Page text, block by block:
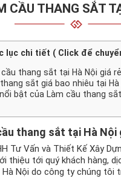
CẦU THANG SẮT
lục chi tiết ( Click để
thang sắt tại Hà Nội giá rẻ
sắt giá bao nhiêu tại Hà
bật của Làm cầu thang
thang sắt tại Hà Nội
Tư Vấn và Thiết Kế Xây
thiệu tới quý khách hàng,
Nội do công ty chúng tôi